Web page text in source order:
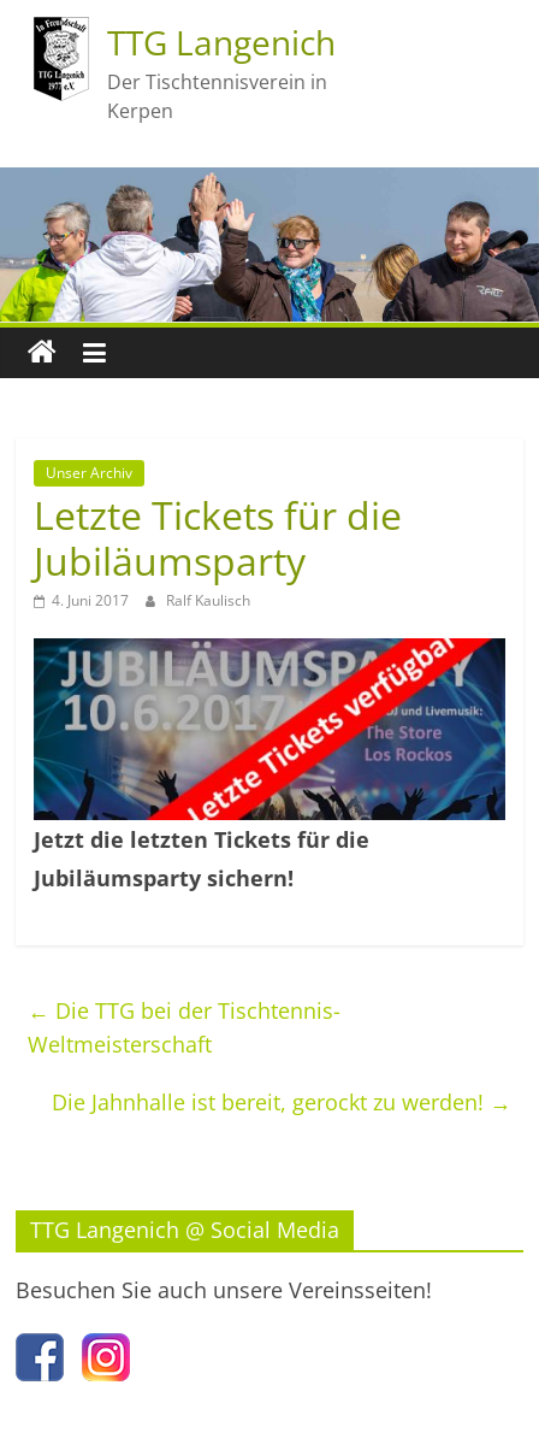
TTG Langenich
Der Tischtennisverein in
Kerpen
Unser Archiv
Letzte Tickets für die
Jubiläumsparty
4. Juni 2017 Ralf Kaulisch
Jetzt die letzten Tickets für die
Jubiläumsparty sichern!
← Die TTG bei der Tischtennis-
Weltmeisterschaft
Die Jahnhalle ist bereit, gerockt zu werden! →
TTG Langenich @ Social Media
Besuchen Sie auch unsere Vereinsseiten!